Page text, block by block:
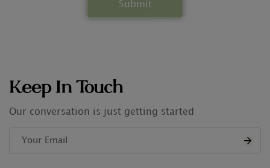
Keep In Touch
Our conversation is just getting started